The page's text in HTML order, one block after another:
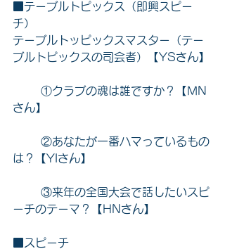
■テーブルトピックス（即興スピー
チ）
テーブルトッピックスマスター（テー
ブルトピックスの司会者）【YSさん】
さん】
は？【YIさん】
ーチのテーマ？【HNさん】
■スピーチ